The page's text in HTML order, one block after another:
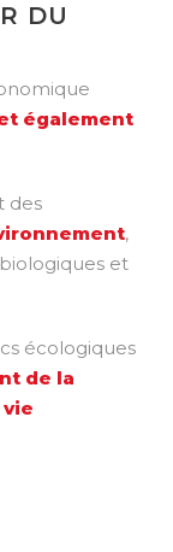
DU
également
des
,
et
écologiques
de la